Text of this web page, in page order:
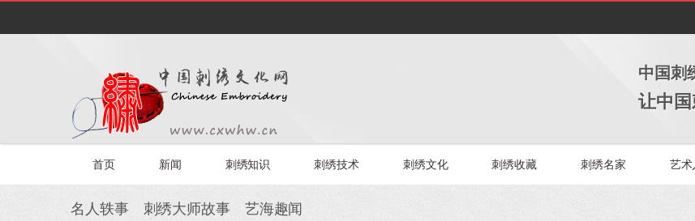
中国刺
让中
首页 新闻 刺绣知识 刺绣技术 刺绣文化 刺绣收藏 刺绣名家 艺术
名人轶事 刺绣大师故事 艺海趣闻